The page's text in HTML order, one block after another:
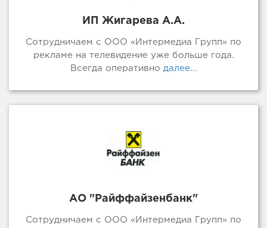
ИП Жигарева А.А.
Сотрудничаем с ООО «Интермедиа Групп» по
рекламе на телевидение уже больше года.
Всегда оперативно далее...
АО "Райффайзенбанк"
Сотрудничаем с ООО «Интермедиа Групп» по